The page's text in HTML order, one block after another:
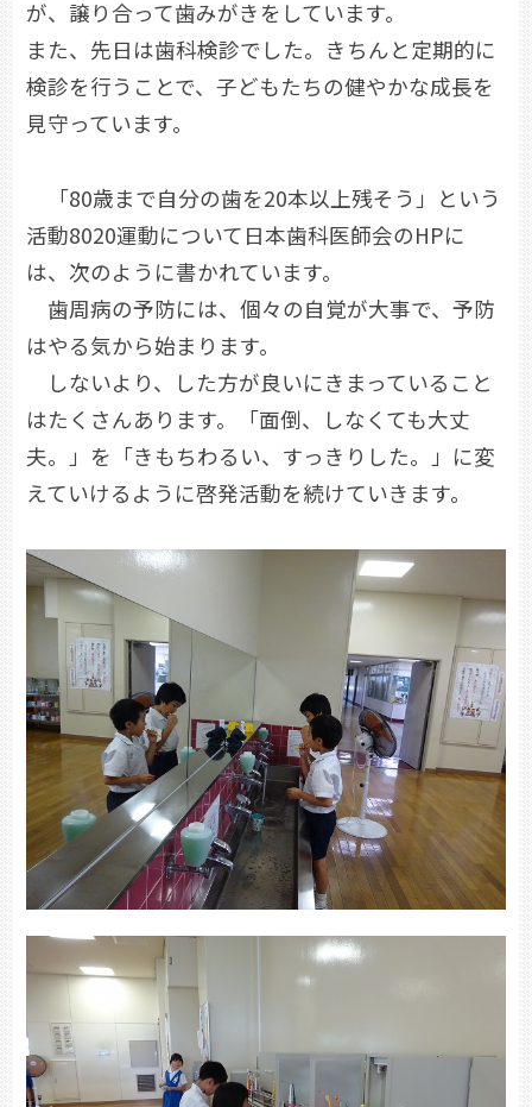
が、譲り合って歯みがきをしています。
また、先日は歯科検診でした。きちんと定期的に
検診を行うことで、子どもたちの健やかな成長を
見守っています。
「80歳まで自分の歯を20本以上残そう」という
活動8020運動について日本歯科医師会のHPに
は、次のように書かれています。
歯周病の予防には、個々の自覚が大事で、予防
はやる気から始まります。
しないより、した方が良いにきまっていること
はたくさんあります。「面倒、しなくても大丈
夫。」を「きもちわるい、すっきりした。」に変
えていけるように啓発活動を続けていきます。